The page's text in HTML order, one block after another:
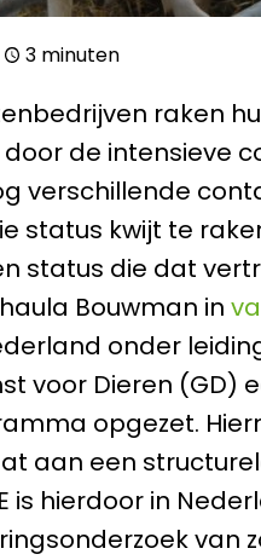
3 minuten
raken
de intensieve
verschillende
status kwijt te
status die dat
Bouwman in
onder
voor Dieren (GD)
opgezet.
aan een
is hierdoor in
van